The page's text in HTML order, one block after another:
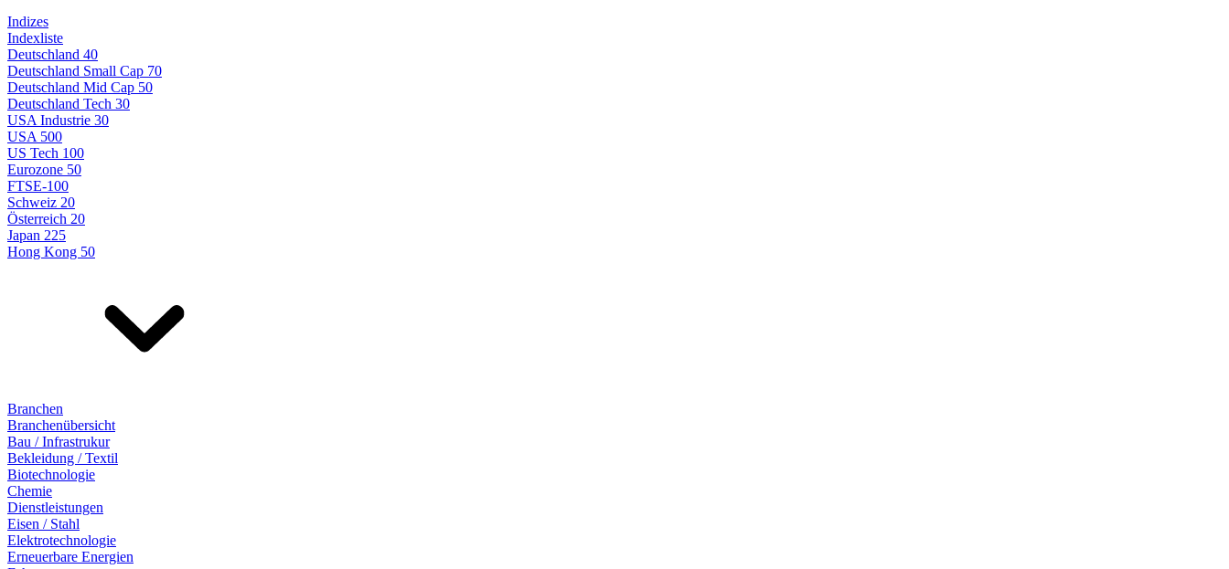
Indizes
Indexliste
Deutschland 40
Deutschland Small Cap 70
Deutschland Mid Cap 50
Deutschland Tech 30
USA Industrie 30
USA 500
US Tech 100
Eurozone 50
FTSE-100
Schweiz 20
Österreich 20
Japan 225
Hong Kong 50
Branchen
Branchenübersicht
Bau / Infrastrukur
Bekleidung / Textil
Biotechnologie
Chemie
Dienstleistungen
Eisen / Stahl
Elektrotechnologie
Erneuerbare Energien